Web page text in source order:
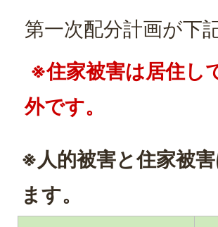
第一次配分計画が下
※住家被害は居住し
外です。
※人的被害と住家被
ます。